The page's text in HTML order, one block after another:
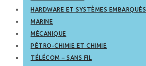
HARDWARE ET SYSTÈMES EMBARQUÉS
MARINE
MÉCANIQUE
PÉTRO-CHIMIE ET CHIMIE
TÉLÉCOM – SANS FIL